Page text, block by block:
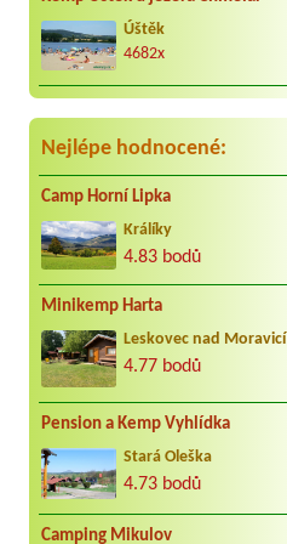
kar. cca 25 let do Jindřiše vždy
radostně. Děkujeme Vaculovi, Brno.
Úštěk
4682x
Nejlépe hodnocené:
Camp Horní Lipka
Králíky
4.83 bodů
Minikemp Harta
Leskovec nad Moravicí
4.77 bodů
Pension a Kemp Vyhlídka
Stará Oleška
4.73 bodů
Camping Mikulov